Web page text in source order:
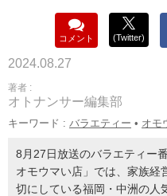
コメント (Twitter)
2024.08.27
著者 :
オトナンサー編集部
キーワード : バラエティー • オモ
8月27日放送のバラエティー
オモウマい店」では、家族経
切にしている福岡・中洲の人